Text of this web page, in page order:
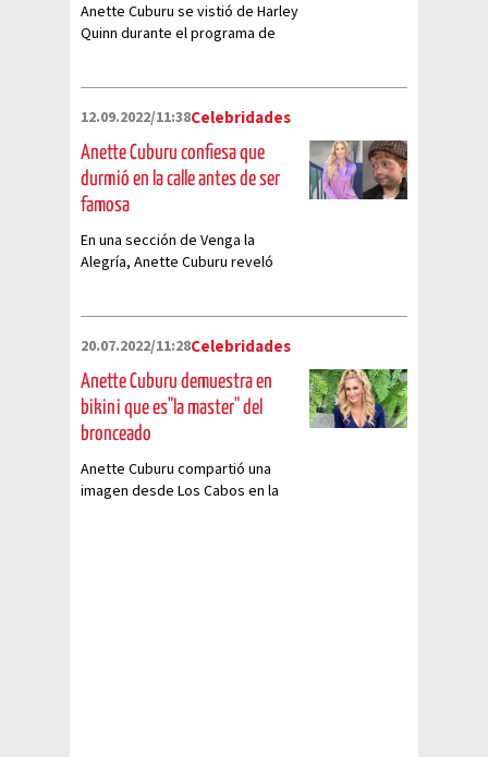
Anette Cuburu se vistió de Harley
Quinn durante el programa de
12.09.2022/11:38Celebridades
Anette Cuburu confiesa que
durmió en la calle antes de ser
famosa
En una sección de Venga la
Alegría, Anette Cuburu reveló
20.07.2022/11:28Celebridades
Anette Cuburu demuestra en
bikini que es"la master" del
bronceado
Anette Cuburu compartió una
imagen desde Los Cabos en la